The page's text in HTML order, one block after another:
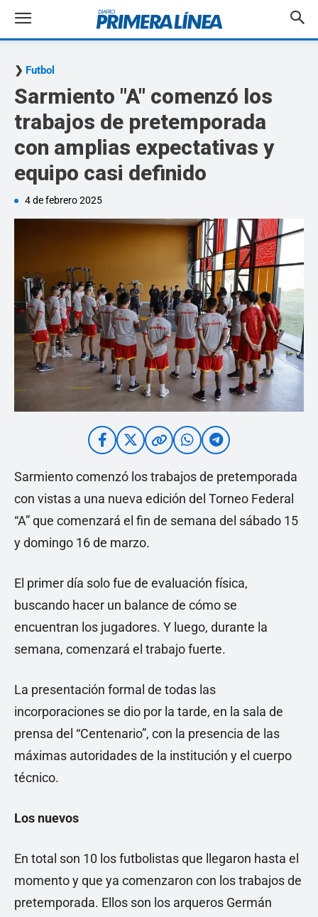
Futbol
Sarmiento "A" comenzó los
trabajos de pretemporada
con amplias expectativas y
equipo casi definido
4 de febrero 2025
Sarmiento comenzó los trabajos de pretemporada
con vistas a una nueva edición del Torneo Federal
“A” que comenzará el fin de semana del sábado 15
y domingo 16 de marzo.
El primer día solo fue de evaluación física,
buscando hacer un balance de cómo se
encuentran los jugadores. Y luego, durante la
semana, comenzará el trabajo fuerte.
La presentación formal de todas las
incorporaciones se dio por la tarde, en la sala de
prensa del “Centenario”, con la presencia de las
máximas autoridades de la institución y el cuerpo
técnico.
Los nuevos
En total son 10 los futbolistas que llegaron hasta el
momento y que ya comenzaron con los trabajos de
pretemporada. Ellos son los arqueros Germán